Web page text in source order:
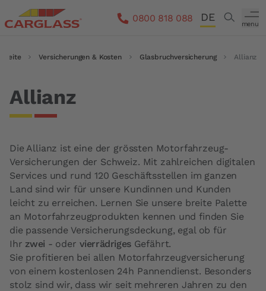
Direkt zum Inhalt
0800 818 088
DE
IT
Search
menu
Pfadnavigation
Versicherungen & Kosten Glasbruchversicherung Allianz
Allianz
Die Allianz ist eine der grössten Motorfahrzeug-
Versicherungen der Schweiz. Mit zahlreichen digitalen
Services und rund 120 Geschäftsstellen im ganzen
Land sind wir für unsere Kundinnen und Kunden
leicht zu erreichen. Lernen Sie unsere breite Palette
an Motorfahrzeugprodukten kennen und finden Sie
die passende Versicherungsdeckung, egal ob für
Ihr zwei - oder vierrädrigesGefährt.
Sie profitieren bei allen Motorfahrzeugversicherung
von einem kostenlosen 24h Pannendienst. Besonders
stolz sind wir, dass wir seit mehreren Jahren zu den